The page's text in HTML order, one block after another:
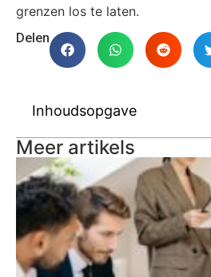
grenzen los te laten.
Delen
Inhoudsopgave
Meer artikels